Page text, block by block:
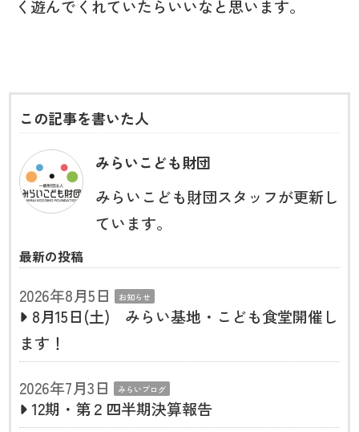
く遊んでくれていたらいいなと思います。
この記事を書いた人
みらいこども財団
みらいこども財団スタッフが更新し
ています。
最新の投稿
2026年8月5日 お知らせ
8月15日(土) みらい基地・こども食堂開催し
ます！
2026年7月3日
みらいブログ
12期・第２四半期決算報告